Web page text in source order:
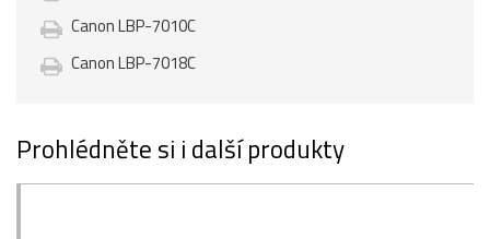
Canon LBP-7010C
Canon LBP-7018C
Prohlédněte si i další produkty